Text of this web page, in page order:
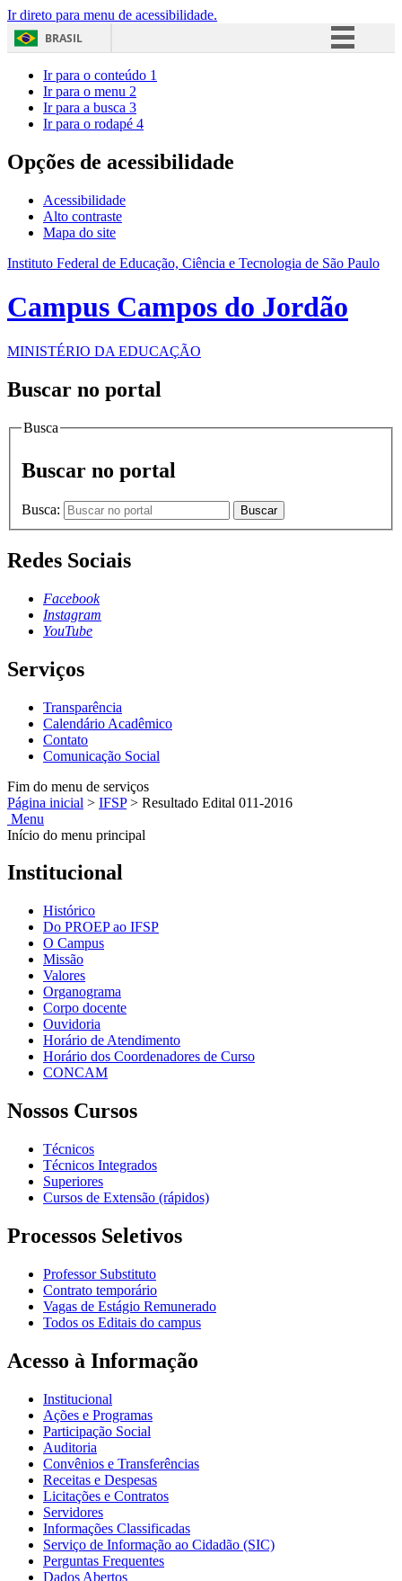
Ir direto para menu de acessibilidade.
BRASIL
Acesso à informação
Ir para o conteúdo 1
Ir para o menu 2
Ir para a busca 3
Ir para o rodapé 4
Opções de acessibilidade
Acessibilidade
Alto contraste
Mapa do site
Instituto Federal de Educação, Ciência e Tecnologia de São Paulo
Campus Campos do Jordão
MINISTÉRIO DA EDUCAÇÃO
Buscar no portal
Busca
Buscar no portal
Busca: Buscar
Redes Sociais
Facebook
Instagram
YouTube
Serviços
Transparência
Calendário Acadêmico
Contato
Comunicação Social
Fim do menu de serviços
Página inicial > IFSP > Resultado Edital 011-2016
Menu
Início do menu principal
Institucional
Histórico
Do PROEP ao IFSP
O Campus
Missão
Valores
Organograma
Corpo docente
Ouvidoria
Horário de Atendimento
Horário dos Coordenadores de Curso
CONCAM
Nossos Cursos
Técnicos
Técnicos Integrados
Superiores
Cursos de Extensão (rápidos)
Processos Seletivos
Professor Substituto
Contrato temporário
Vagas de Estágio Remunerado
Todos os Editais do campus
Acesso à Informação
Institucional
Ações e Programas
Participação Social
Auditoria
Convênios e Transferências
Receitas e Despesas
Licitações e Contratos
Servidores
Informações Classificadas
Serviço de Informação ao Cidadão (SIC)
Perguntas Frequentes
Dados Abertos